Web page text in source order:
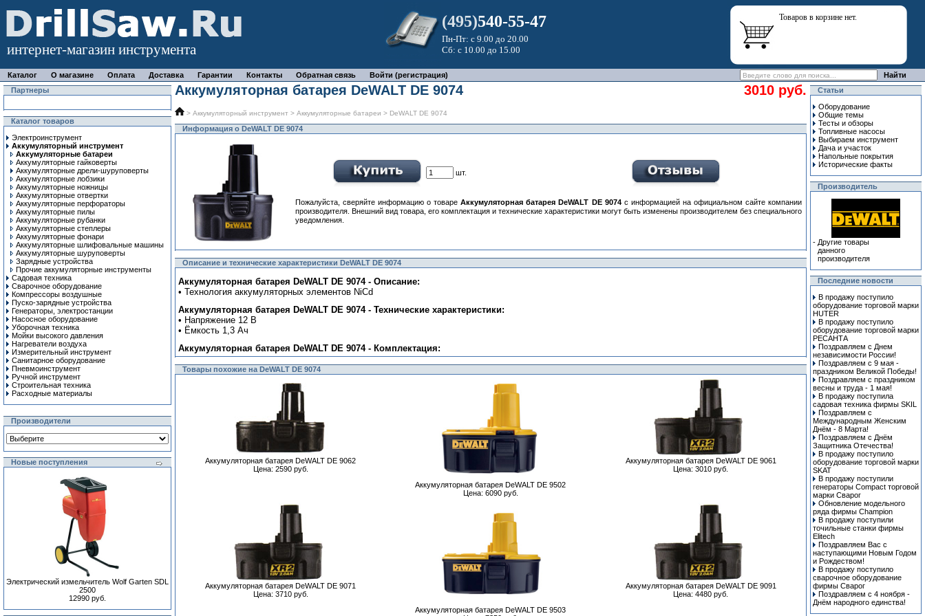
интернет-магазин инструмента
(495)540-55-47
Пн-Пт: с 9.00 до 20.00
Сб: с 10.00 до 15.00
Товаров в корзине нет.
Каталог О магазине Оплата Доставка Гарантии Контакты Обратная связь
Войти (регистрация)
Партнеры
Каталог товаров
Электроинструмент
Аккумуляторный инструмент
Аккумуляторные батареи
Аккумуляторные гайковерты
Аккумуляторные дрели-шуруповерты
Аккумуляторные лобзики
Аккумуляторные ножницы
Аккумуляторные отвертки
Аккумуляторные перфораторы
Аккумуляторные пилы
Аккумуляторные рубанки
Аккумуляторные степлеры
Аккумуляторные фонари
Аккумуляторные шлифовальные машины
Аккумуляторные шуруповерты
Зарядные устройства
Прочие аккумуляторные инструменты
Садовая техника
Сварочное оборудование
Компрессоры воздушные
Пуско-зарядные устройства
Генераторы, электростанции
Насосное оборудование
Уборочная техника
Мойки высокого давления
Нагреватели воздуха
Измерительный инструмент
Санитарное оборудование
Пневмоинструмент
Ручной инcтрумент
Строительная техника
Расходные материалы
Производители
Новые поступления
Электрический измельчитель Wolf Garten SDL
2500
12990 руб.
Аккумуляторная батарея DeWALT DE 9074 3010 руб.
> Аккумуляторный инструмент > Аккумуляторные батареи > DeWALT DE 9074
Информация о DeWALT DE 9074
шт.
Пожалуйста, сверяйте информацию о товареАккумуляторная батарея DeWALT DE 9074с информацией на официальном сайте компании
производителя. Внешний вид товара, его комплектация и технические характеристики могут быть изменены производителем без специального
уведомления.
Описание и технические характеристики DeWALT DE 9074
Аккумуляторная батарея DeWALT DE 9074 - Описание:
• Технология аккумуляторных элементов NiCd
Аккумуляторная батарея DeWALT DE 9074 - Технические характеристики:
• Напряжение 12 В
• Ёмкость 1,3 Ач
Аккумуляторная батарея DeWALT DE 9074 - Комплектация:
Товары похожие на DeWALT DE 9074
Аккумуляторная батарея DeWALT DE 9062
Цена: 2590 руб.
Аккумуляторная батарея DeWALT DE 9502
Цена: 6090 руб.
Аккумуляторная батарея DeWALT DE 9061
Цена: 3010 руб.
Аккумуляторная батарея DeWALT DE 9071
Цена: 3710 руб.
Аккумуляторная батарея DeWALT DE 9503
Аккумуляторная батарея DeWALT DE 9091
Цена: 4480 руб.
Статьи
Оборудование
Общие темы
Тесты и обзоры
Топливные насосы
Выбираем инструмент
Дача и участок
Напольные покрытия
Исторические факты
Производитель
- Другие товары
данного
производителя
Последние новости
В продажу поступило
оборудование торговой марки
HUTER
В продажу поступило
оборудование торговой марки
РЕСАНТА
Поздравляем с Днем
независимости России!
Поздравляем с 9 мая -
праздником Великой Победы!
Поздравляем с праздником
весны и труда - 1 мая!
В продажу поступила
cадовая техника фирмы SKIL
Поздравляем с
Международным Женским
Днём - 8 Марта!
Поздравляем с Днём
Защитника Отечества!
В продажу поступило
оборудование торговой марки
SKAT
В продажу поступили
генераторы Compact торговой
марки Сварог
Обновление модельного
ряда фирмы Champion
В продажу поступили
точильные станки фирмы
Elitech
Поздравляем Вас с
наступающими Новым Годом
и Рождеством!
В продажу поступило
сварочное оборудование
фирмы Сварог
Поздравляем с 4 ноября -
Днём народного единства!